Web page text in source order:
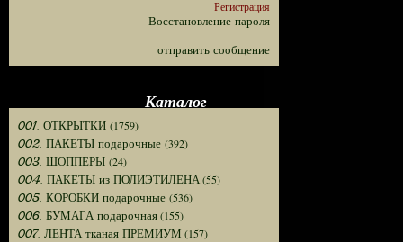
Регистрация
Восстановление пароля
отправить сообщение
Каталог
001. ОТКРЫТКИ (1759)
002. ПАКЕТЫ подарочные (392)
003. ШОППЕРЫ (24)
004. ПАКЕТЫ из ПОЛИЭТИЛЕНА(55)
005. КОРОБКИ подарочные (536)
006. БУМАГА подарочная(155)
007. ЛЕНТА тканая ПРЕМИУМ (157)